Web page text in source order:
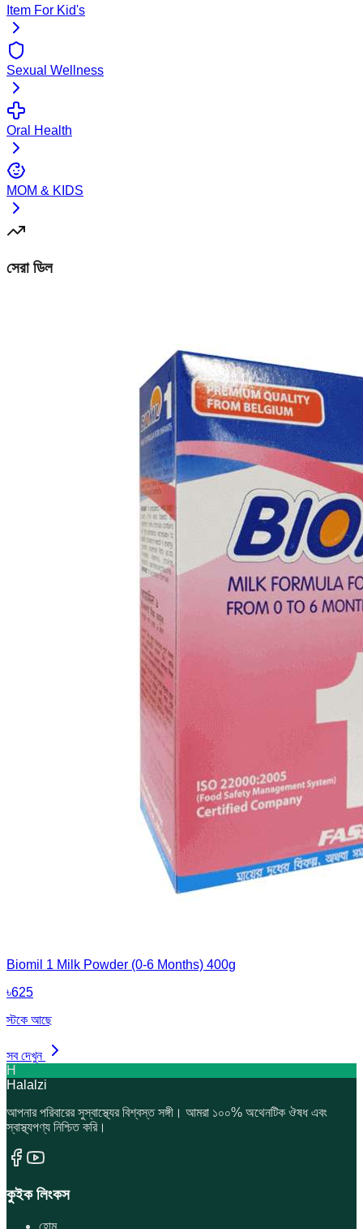
Item For Kid's
Sexual Wellness
Oral Health
MOM & KIDS
সেরা ডিল
Biomil 1 Milk Powder (0-6 Months) 400g
৳625
স্টকে আছে
সব দেখুন
H
Halalzi
আপনার পরিবারের সুস্বাস্থ্যের বিশ্বস্ত সঙ্গী। আমরা ১০০% অথেনটিক ঔষধ এবং
স্বাস্থ্যপণ্য নিশ্চিত করি।
কুইক লিংকস
হোম